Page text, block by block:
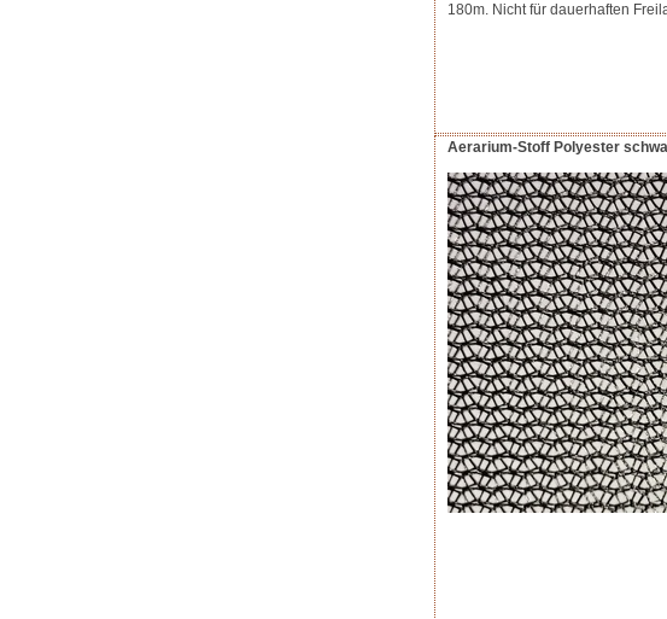
180m. Nicht für dauerhaften
Aerarium-Stoff Polyester